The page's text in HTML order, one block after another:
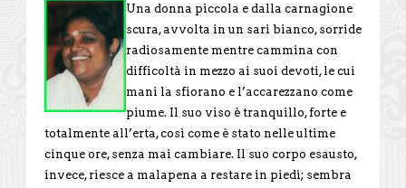
Una donna piccola e dalla carnagione
scura, avvolta in un sari bianco, sorride
radiosamente mentre cammina con
difficoltà in mezzo ai suoi devoti, le cui
mani la sfiorano e l’accarezzano come
piume. Il suo viso è tranquillo, forte e
totalmente all’erta, così come è stato nelle ultime
cinque ore, senza mai cambiare. Il suo corpo esausto,
invece, riesce a malapena a restare in piedi; sembra